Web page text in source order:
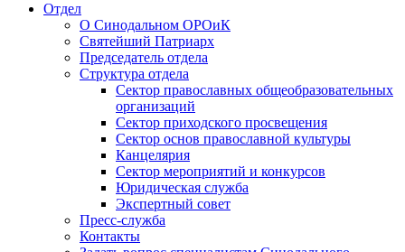
Отдел
О Синодальном ОРОиК
Святейший Патриарх
Председатель отдела
Структура отдела
Сектор православных общеобразовательных
организаций
Сектор приходского просвещения
Сектор основ православной культуры
Канцелярия
Сектор мероприятий и конкурсов
Юридическая служба
Экспертный совет
Пресс-служба
Контакты